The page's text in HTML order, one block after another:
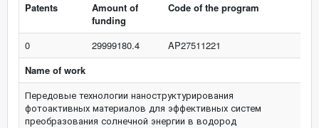
Patents
Amount of
funding
Code of the program
0 29999180.4
AP27511221
Name of work
Передовые технологии наноструктурирования
фотоактивных материалов для эффективных систем
преобразования солнечной энергии в водород